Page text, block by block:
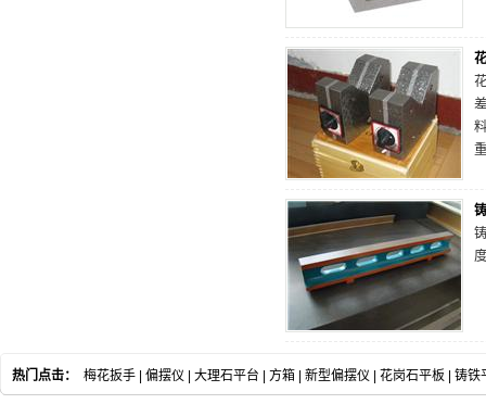
热门点击： 梅花扳手 偏摆仪 大理石平台 方箱 新型偏摆仪 花岗石平板 铸铁